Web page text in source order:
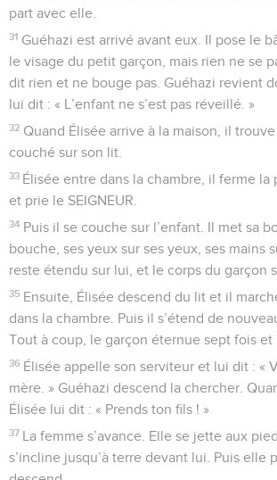
part avec elle.
31 Guéhazi est arrivé avant eux. Il pose le
le visage du petit garçon, mais rien ne se
dit rien et ne bouge pas. Guéhazi revient
lui dit : « L’enfant ne s’est pas réveillé. »
32 Quand Élisée arrive à la maison, il trouve
couché sur son lit.
33 Élisée entre dans la chambre, il ferme la
et prie le SEIGNEUR.
34 Puis il se couche sur l’enfant. Il met sa
bouche, ses yeux sur ses yeux, ses mains
reste étendu sur lui, et le corps du garçon
35 Ensuite, Élisée descend du lit et il
dans la chambre. Puis il s’étend de
Tout à coup, le garçon éternue sept fois et
36 Élisée appelle son serviteur et lui dit : «
mère. » Guéhazi descend la chercher.
Élisée lui dit : « Prends ton fils ! »
37 La femme s’avance. Elle se jette aux
s’incline jusqu’à terre devant lui. Puis elle